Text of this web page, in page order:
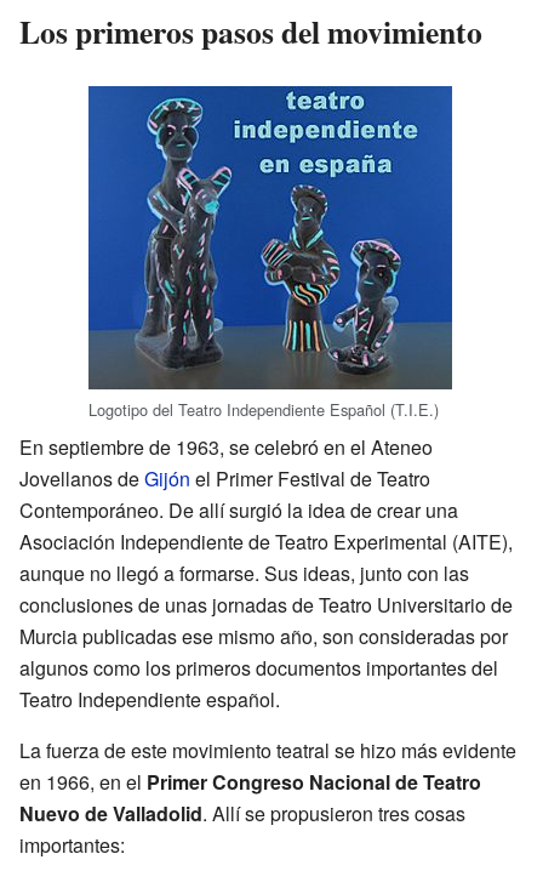
Los primeros pasos del movimiento
Logotipo del Teatro Independiente Español (T.I.E.)
En septiembre de 1963, se celebró en el Ateneo
Jovellanos deGijón el Primer Festival de Teatro
Contemporáneo. De allí surgió la idea de crear una
Asociación Independiente de Teatro Experimental (AITE),
aunque no llegó a formarse. Sus ideas, junto con las
conclusiones de unas jornadas de Teatro Universitario de
Murcia publicadas ese mismo año, son consideradas por
algunos como los primeros documentos importantes del
Teatro Independiente español.
La fuerza de este movimiento teatral se hizo más evidente
en 1966, en el Primer Congreso Nacional de Teatro
Nuevo de Valladolid. Allí se propusieron tres cosas
importantes: